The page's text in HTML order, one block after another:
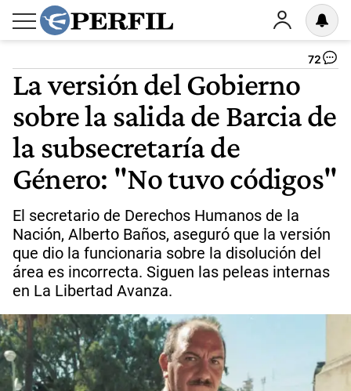
72
La versión del Gobierno
sobre la salida de Barcia de
la subsecretaría de
Género: "No tuvo códigos"
El secretario de Derechos Humanos de la
Nación, Alberto Baños, aseguró que la versión
que dio la funcionaria sobre la disolución del
área es incorrecta. Siguen las peleas internas
en La Libertad Avanza.